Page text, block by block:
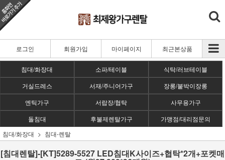
로그인 회원가입 마이페이지 최근본상품
침대/화장대 소파/테이블
식탁/러브테이블
거실드레스
서재/주니어가구
장롱/붙박이장롱
엔틱가구
서랍장/협탁
사무용가구
돌침대
후불제렌탈가구
가맹점/대리점문의
침대/화장대
침대-렌탈
[침대렌탈]-[KT]5289-5527 LED침대K사이즈+협탁*2개+포켓매